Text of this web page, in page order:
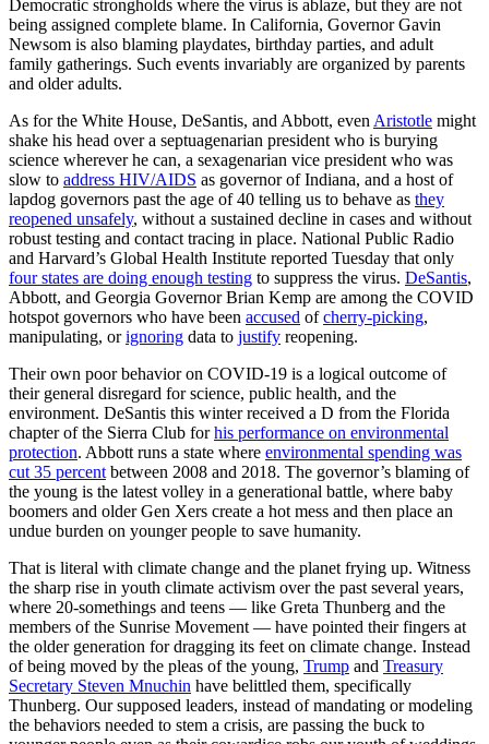
Democratic strongholds where the virus is ablaze, but they are not
being assigned complete blame. In California, Governor Gavin
Newsom is also blaming playdates, birthday parties, and adult
family gatherings. Such events invariably are organized by parents
and older adults.
As for the White House, DeSantis, and Abbott, even Aristotle might
shake his head over a septuagenarian president who is burying
science wherever he can, a sexagenarian vice president who was
slow to address HIV/AIDS as governor of Indiana, and a host of
lapdog governors past the age of 40 telling us to behave as they
reopened unsafely, without a sustained decline in cases and without
robust testing and contact tracing in place. National Public Radio
and Harvard’s Global Health Institute reported Tuesday that only
four states are doing enough testing to suppress the virus. DeSantis,
Abbott, and Georgia Governor Brian Kemp are among the COVID
hotspot governors who have been accused ofcherry-picking,
manipulating, orignoring data to justify reopening.
Their own poor behavior on COVID-19 is a logical outcome of
their general disregard for science, public health, and the
environment. DeSantis this winter received a D from the Florida
chapter of the Sierra Club forhis performance on environmental
protection. Abbott runs a state where environmental spending was
cut 35 percent between 2008 and 2018. The governor’s blaming of
the young is the latest volley in a generational battle, where baby
boomers and older Gen Xers create a hot mess and then place an
undue burden on younger people to save humanity.
That is literal with climate change and the planet frying up. Witness
the sharp rise in youth climate activism over the past several years,
where 20-somethings and teens — like Greta Thunberg and the
members of the Sunrise Movement — have pointed their fingers at
the older generation for dragging its feet on climate change. Instead
of being moved by the pleas of the young, Trump and Treasury
Secretary Steven Mnuchin have belittled them, specifically
Thunberg. Our supposed leaders, instead of mandating or modeling
the behaviors needed to stem a crisis, are passing the buck to